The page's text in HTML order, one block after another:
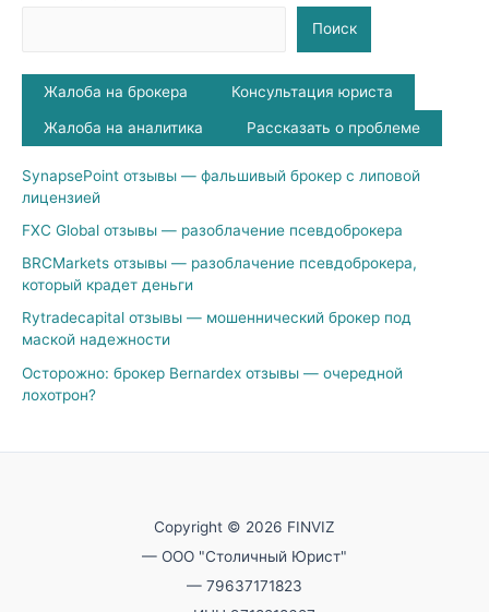
Поиск
Жалоба на брокера Консультация юриста
Жалоба на аналитика Рассказать о проблеме
SynapsePoint отзывы — фальшивый брокер с липовой
лицензией
FXC Global отзывы — разоблачение псевдоброкера
BRCMarkets отзывы — разоблачение псевдоброкера,
который крадет деньги
Rytradecapital отзывы — мошеннический брокер под
маской надежности
Осторожно: брокер Bernardex отзывы — очередной
лохотрон?
Copyright © 2026 FINVIZ
— ООО "Столичный Юрист"
— 79637171823